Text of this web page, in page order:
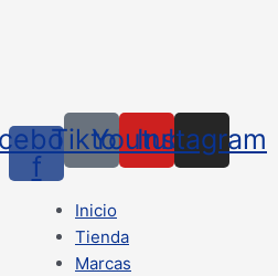
f
TiktokYoutube
Instagram
Inicio
Tienda
Marcas